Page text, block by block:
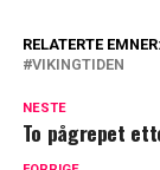
RELATERTE EMNER:
VIKINGTIDEN
NESTE
To pågrepet